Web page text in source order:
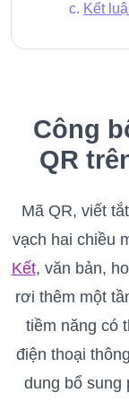
Kết
Công
QR
Mã QR, viết
vạch hai chiều
Kết, văn bản,
rơi thêm một
tiềm năng có
điện thoại
dung bổ sung